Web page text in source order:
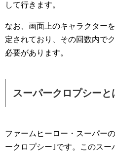
して行きます。
なお、画面上のキャラクター
定されており、その回数内で
必要があります。
スーパークロプシーと
ファームヒーロー・スーパー
ークロプシー｣です。このスー